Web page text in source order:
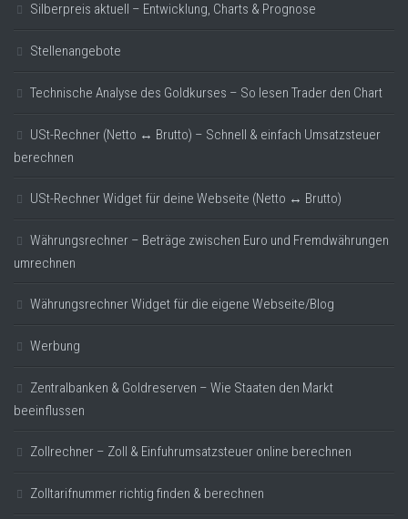
Silberpreis aktuell – Entwicklung, Charts & Prognose
Stellenangebote
Technische Analyse des Goldkurses – So lesen Trader den Chart
USt-Rechner (Netto ↔ Brutto) – Schnell & einfach Umsatzsteuer
berechnen
USt-Rechner Widget für deine Webseite (Netto ↔ Brutto)
Währungsrechner – Beträge zwischen Euro und Fremdwährungen
umrechnen
Währungsrechner Widget für die eigene Webseite/Blog
Werbung
Zentralbanken & Goldreserven – Wie Staaten den Markt
beeinflussen
Zollrechner – Zoll & Einfuhrumsatzsteuer online berechnen
Zolltarifnummer richtig finden & berechnen